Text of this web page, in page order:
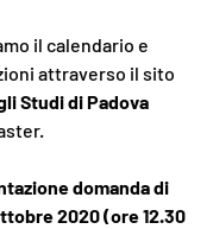
il calendario e
attraverso il sito
Studi di Padova
domanda di
2020 (ore 12.30